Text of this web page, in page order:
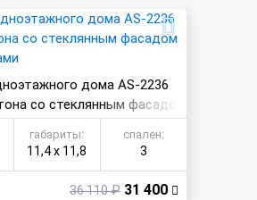
дома AS-2236
со стеклянным фасадо
габариты:
11,4 х 11,8
спален:
3
36 110 ₽ 31 400